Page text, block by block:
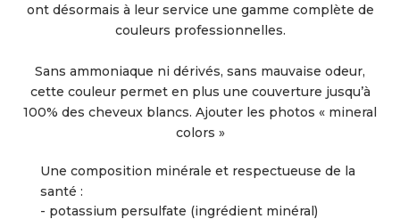
ont désormais à leur service une gamme complète de
couleurs professionnelles.
Sans ammoniaque ni dérivés, sans mauvaise odeur,
cette couleur permet en plus une couverture jusqu’à
100% des cheveux blancs. Ajouter les photos « mineral
colors »
Une composition minérale et respectueuse de la
santé :
- potassium persulfate (ingrédient minéral)